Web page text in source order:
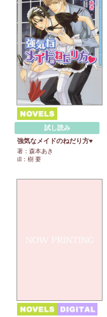
試し読み
強気なメイドのねだり方♥
著：森本あき
ill：樹 要